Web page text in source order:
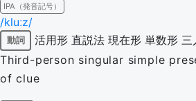
IPA（発音記号）
/kluːz/
動詞 活用形 直説法 現在形 単数形 三
Third-person singular simple
of clue